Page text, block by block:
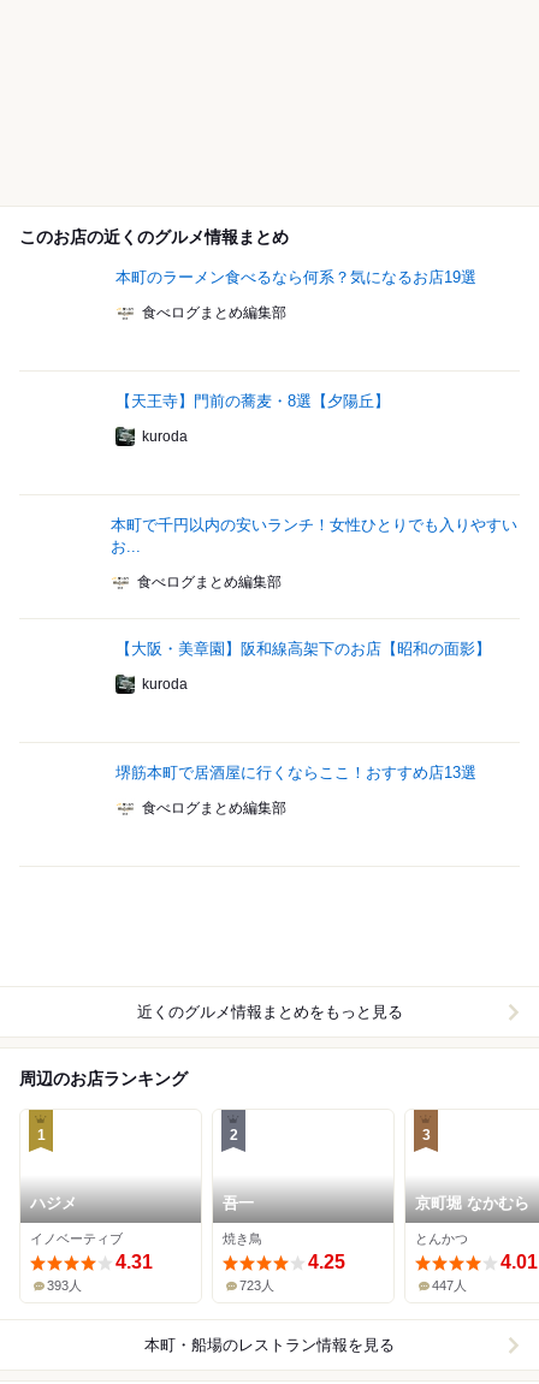
このお店の近くのグルメ情報まとめ
本町のラーメン食べるなら何系？気になるお店19選
食べログまとめ編集部
【天王寺】門前の蕎麦・8選【夕陽丘】
kuroda
本町で千円以内の安いランチ！女性ひとりでも入りやすい
お...
食べログまとめ編集部
【大阪・美章園】阪和線高架下のお店【昭和の面影】
kuroda
堺筋本町で居酒屋に行くならここ！おすすめ店13選
食べログまとめ編集部
近くのグルメ情報まとめをもっと見る
周辺のお店ランキング
1
ハジメ
イノベーティブ
4.31
393人
2
吾一
焼き鳥
4.25
723人
3
京町堀 なかむら
とんかつ
4.01
447人
本町・船場のレストラン情報を見る